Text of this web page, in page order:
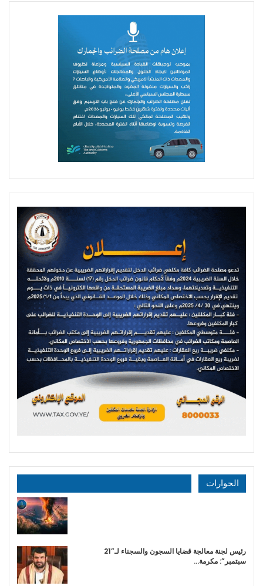
الحوارات
رئيس لجنة معالجة قضايا السجون والسجناء لـ”21
سبتمبر”: مكرمة…